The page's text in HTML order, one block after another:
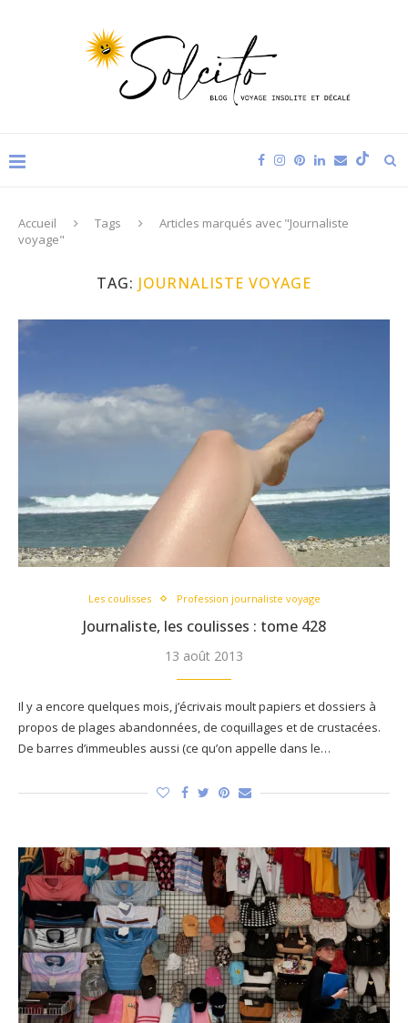
Accueil Tags
Articles marqués avec "Journaliste
voyage"
TAG: JOURNALISTE VOYAGE
Les coulisses Profession journaliste voyage
Journaliste, les coulisses : tome 428
13 août 2013
Il y a encore quelques mois, j’écrivais moult papiers et dossiers à
propos de plages abandonnées, de coquillages et de crustacées.
De barres d’immeubles aussi (ce qu’on appelle dans le…